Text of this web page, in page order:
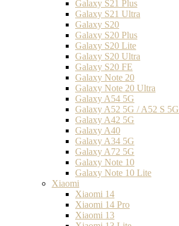
Galaxy S21 Plus
Galaxy S21 Ultra
Galaxy S20
Galaxy S20 Plus
Galaxy S20 Lite
Galaxy S20 Ultra
Galaxy S20 FE
Galaxy Note 20
Galaxy Note 20 Ultra
Galaxy A54 5G
Galaxy A52 5G / A52 S 5G
Galaxy A42 5G
Galaxy A40
Galaxy A34 5G
Galaxy A72 5G
Galaxy Note 10
Galaxy Note 10 Lite
Xiaomi
Xiaomi 14
Xiaomi 14 Pro
Xiaomi 13